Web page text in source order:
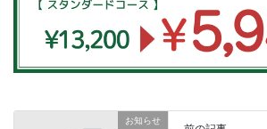
お知らせ